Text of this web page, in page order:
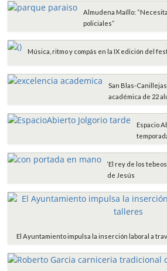
Almudena Maíllo:
policiales”
Música, ritmo y compás en la IX edición del
San Blas-
académica de 22
Espacio
‘El rey de los
de Jesús
El Ayuntamiento impulsa la inserción laboral a